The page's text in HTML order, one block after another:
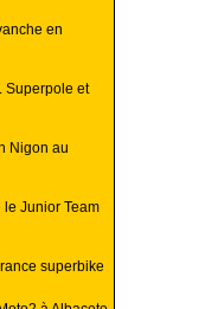
en
Superpole et
Nigon au
le Junior Team
superbike